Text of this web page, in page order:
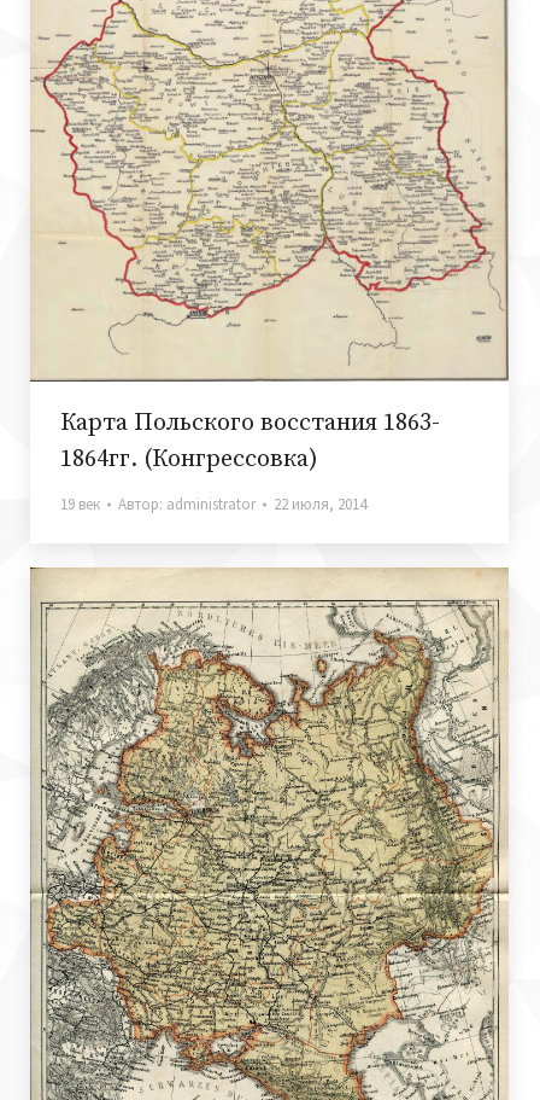
Карта Польского восстания 1863-
1864гг. (Конгрессовка)
19 век Автор: administrator 22 июля, 2014